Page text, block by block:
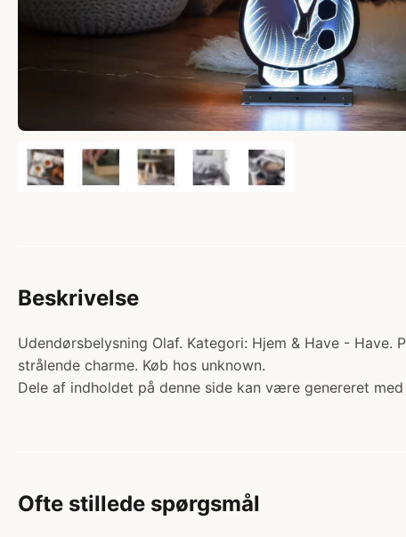
Beskrivelse
Udendørsbelysning Olaf. Kategori: Hjem & Have -
strålende charme. Køb hos unknown.
Dele af indholdet på denne side kan være genereret
Ofte stillede spørgsmål